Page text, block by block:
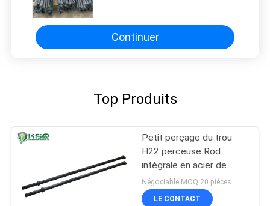
Continuer
Top Produits
Petit perçage du trou
H22 perceuse Rod
intégrale en acier de
23mm - de 41mm
Négociable MOQ:20 pièces
LE CONTACT